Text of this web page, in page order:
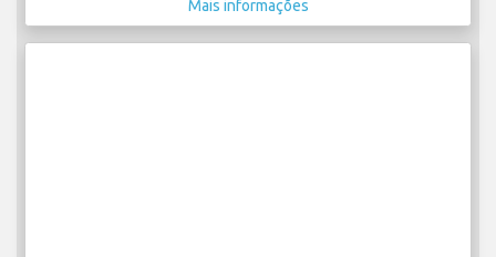
Mais informações